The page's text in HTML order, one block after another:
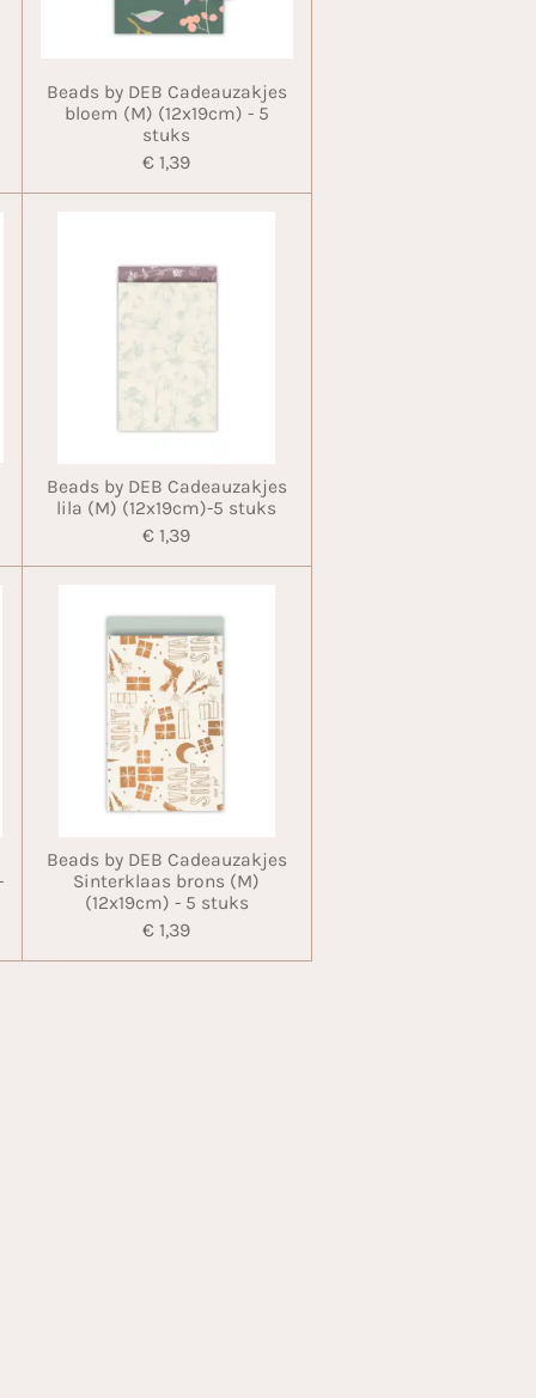
Beads by DEB Cadeauzakjes
bloem (M) (12x19cm) - 5
stuks
€ 1,39
Beads by DEB Cadeauzakjes
lila (M) (12x19cm)-5 stuks
€ 1,39
Beads by DEB Cadeauzakjes
Sinterklaas brons (M)
(12x19cm) - 5 stuks
€ 1,39